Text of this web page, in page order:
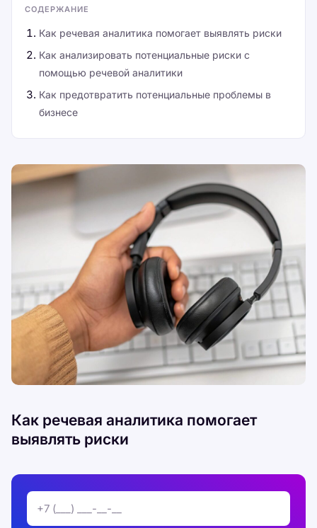
СОДЕРЖАНИЕ
Как речевая аналитика помогает выявлять риски
Как анализировать потенциальные риски с
помощью речевой аналитики
Как предотвратить потенциальные проблемы в
бизнесе
Как речевая аналитика помогает
выявлять риски